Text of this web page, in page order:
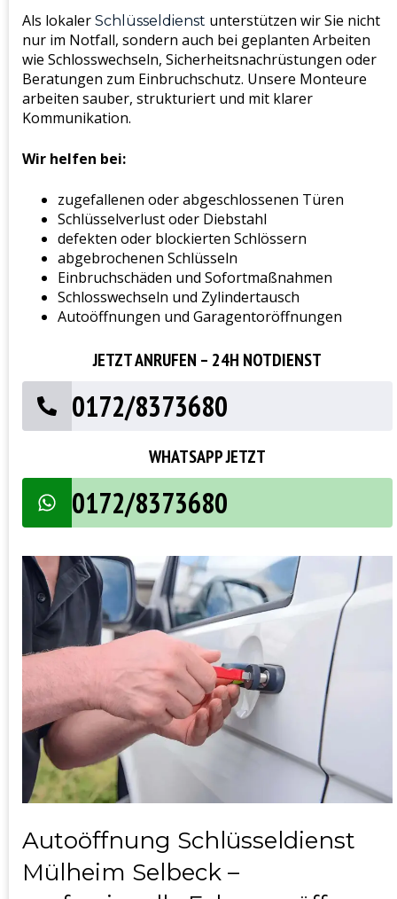
Als lokaler Schlüsseldienst unterstützen wir Sie nicht
nur im Notfall, sondern auch bei geplanten Arbeiten
wie Schlosswechseln, Sicherheitsnachrüstungen oder
Beratungen zum Einbruchschutz. Unsere Monteure
arbeiten sauber, strukturiert und mit klarer
Kommunikation.
Wir helfen bei:
zugefallenen oder abgeschlossenen Türen
Schlüsselverlust oder Diebstahl
defekten oder blockierten Schlössern
abgebrochenen Schlüsseln
Einbruchschäden und Sofortmaßnahmen
Schlosswechseln und Zylindertausch
Autoöffnungen und Garagentoröffnungen
JETZT ANRUFEN – 24H NOTDIENST
0172/8373680
WHATSAPP JETZT
0172/8373680
Autoöffnung Schlüsseldienst
Mülheim Selbeck –